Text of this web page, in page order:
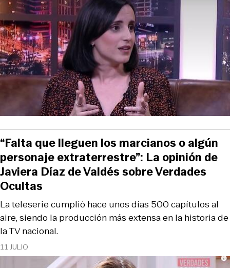
11 JULIO
La teleserie cumplió hace unos días 500 capítulos al
aire, siendo la producción más extensa en la historia de
la TV nacional.
“Falta que lleguen los marcianos o algún
personaje extraterrestre”: La opinión de
Javiera Díaz de Valdés sobre Verdades
Ocultas